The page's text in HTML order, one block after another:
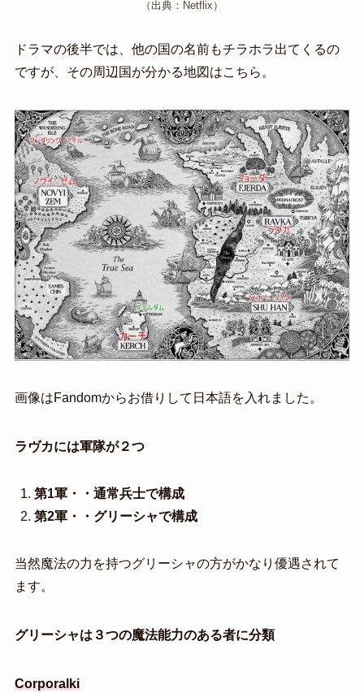
（出典：Netflix）
ドラマの後半では、他の国の名前もチラホラ出てくるの
ですが、その周辺国が分かる地図はこちら。
画像はFandomからお借りして日本語を入れました。
ラヴカには軍隊が２つ
第1軍・・通常兵士で構成
第2軍・・グリーシャで構成
当然魔法の力を持つグリーシャの方がかなり優遇されて
ます。
グリーシャは３つの魔法能力のある者に分類
Corporalki